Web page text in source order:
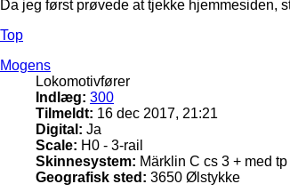
Da jeg først prøvede at tjekke hjemmesiden,
Top
Mogens
Lokomotivfører
Indlæg: 300
Tilmeldt: 16 dec 2017, 21:21
Digital: Ja
Scale: H0 - 3-rail
Skinnesystem: Märklin C cs 3 + med
Geografisk sted: 3650 Ølstykke